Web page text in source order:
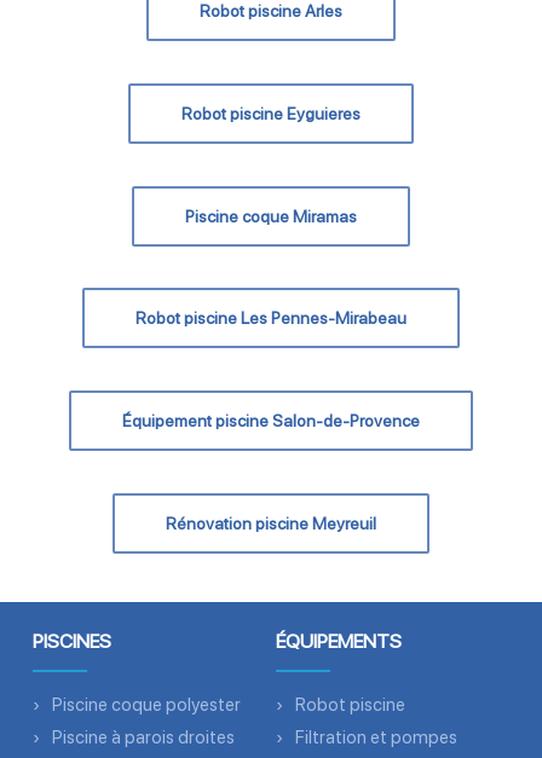
Robot piscine Arles
Robot piscine Eyguieres
Piscine coque Miramas
Robot piscine Les Pennes-Mirabeau
Équipement piscine Salon-de-Provence
Rénovation piscine Meyreuil
PISCINES
Piscine coque polyester
Piscine à parois droites
ÉQUIPEMENTS
Robot piscine
Filtration et pompes